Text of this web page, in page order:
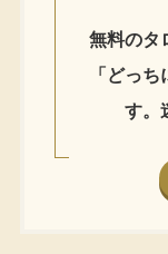
無料のタ
「どっ
す。